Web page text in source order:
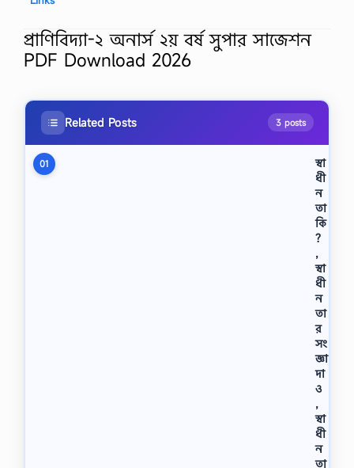
প্রাণিবিদ্যা-২ অনার্স ২য় বর্ষ সুপার সাজেশন
PDF Download 2026
Related Posts 3 posts
01
স্বা
ধী
ন
তা
কি
?
,
স্বা
ধী
ন
তা
র
সং
জ্ঞা
দা
ও
,
স্বা
ধী
ন
তা